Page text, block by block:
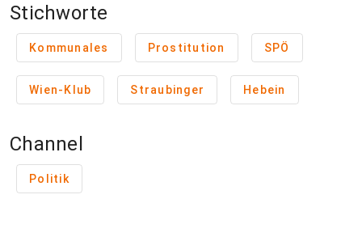
Stichworte
Kommunales Prostitution SPÖ
Wien-Klub Straubinger Hebein
Channel
Politik